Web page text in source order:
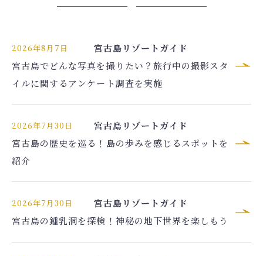
2026年8月7日
宮古島リゾートガイド
宮古島でどんな写真を撮りたい？旅行中の撮影スタ
イルに関するアンケート調査を実施
2026年7月30日
宮古島リゾートガイド
宮古島の歴史を巡る！島の歩みを感じるスポットを
紹介
2026年7月30日
宮古島リゾートガイド
宮古島の鍾乳洞を探検！神秘の地下世界を楽しもう
宿泊人数
検索する
予約確認・キャンセル